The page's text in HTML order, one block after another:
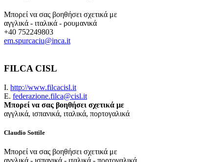
Μπορεί να σας βοηθήσει σχετικά με
αγγλικά - ιταλικά - ρουμανικά
+40 752249803
em.spurcaciu@inca.it
FILCA CISL
Ι. http://www.filcacisl.it
E. federazione.filca@cisl.it
Μπορεί να σας βοηθήσει σχετικά με
αγγλικά, ισπανικά, ιταλικά, πορτογαλικά
Claudio Sottile
Μπορεί να σας βοηθήσει σχετικά με